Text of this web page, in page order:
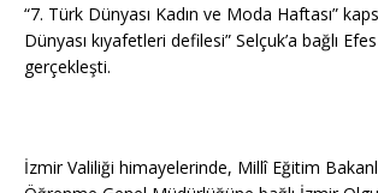
“7. Türk Dünyası Kadın ve Moda Haftası”
Dünyası kıyafetleri defilesi” Selçuk’a bağlı
gerçekleşti.
İzmir Valiliği himayelerinde, Millî Eğitim